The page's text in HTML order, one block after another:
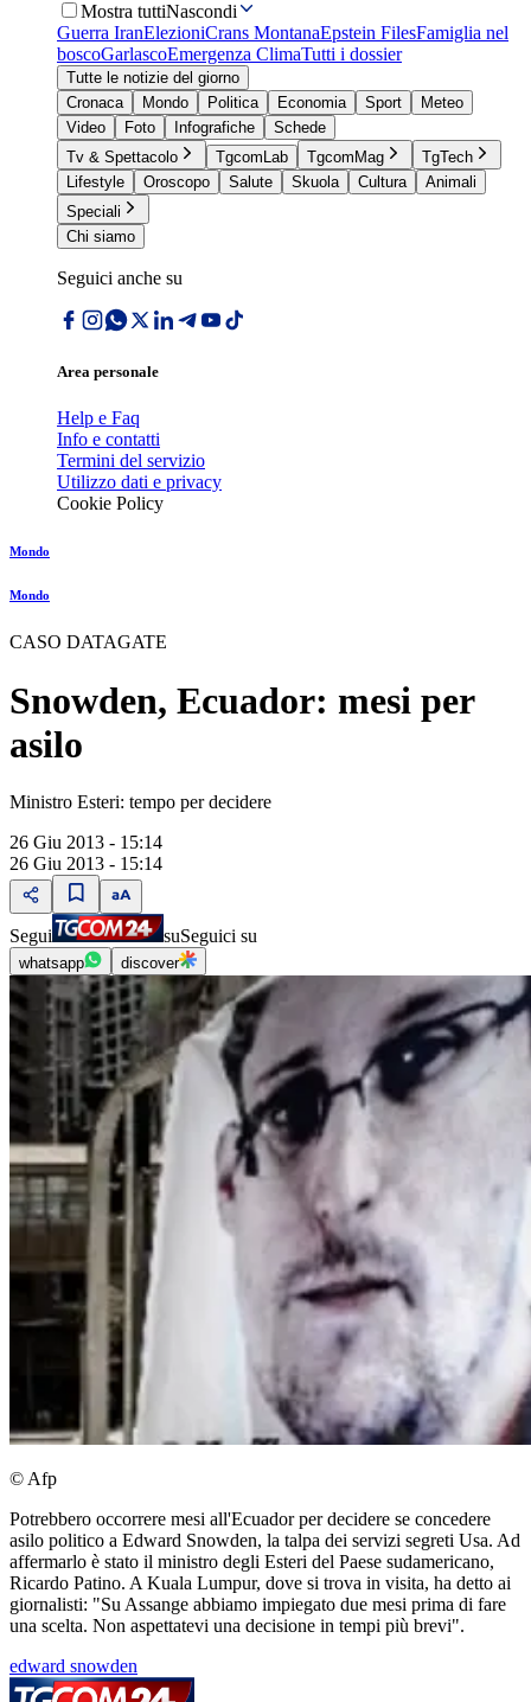
Mostra tuttiNascondi
Guerra IranElezioniCrans MontanaEpstein FilesFamiglia nel
boscoGarlascoEmergenza ClimaTutti i dossier
Tutte le notizie del giorno
Cronaca
Mondo Politica Economia Sport
Meteo
Video
Foto Infografiche
Schede
Tv & Spettacolo
TgcomLab TgcomMag
TgTech
Lifestyle
Oroscopo Salute Skuola Cultura
Animali
Speciali
Chi siamo
Seguici anche su
Area personale
Help e Faq
Info e contatti
Termini del servizio
Utilizzo dati e privacy
Cookie Policy
Mondo
Mondo
CASO DATAGATE
Snowden, Ecuador: mesi per
asilo
Ministro Esteri: tempo per decidere
26 Giu 2013 - 15:14
26 Giu 2013 - 15:14
Segui suSeguici su
whatsapp discover
© Afp
Potrebbero occorrere mesi all'Ecuador per decidere se concedere
asilo politico a Edward Snowden, la talpa dei servizi segreti Usa. Ad
affermarlo è stato il ministro degli Esteri del Paese sudamericano,
Ricardo Patino. A Kuala Lumpur, dove si trova in visita, ha detto ai
giornalisti: "Su Assange abbiamo impiegato due mesi prima di fare
una scelta. Non aspettatevi una decisione in tempi più brevi".
edward snowden